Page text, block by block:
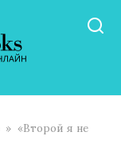
» «Второй я не